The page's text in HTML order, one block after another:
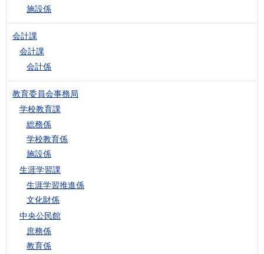
施設係
会計課
会計課
会計係
教育委員会事務局
学校教育課
総務係
学校教育係
施設係
生涯学習課
生涯学習推進係
文化財係
中央公民館
庶務係
教育係